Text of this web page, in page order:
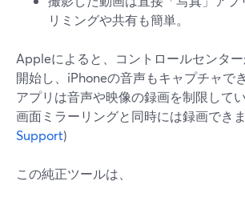
リミングや共有も簡単。
Appleによると、コントロールセンタ
開始し、iPhoneの音声もキャプチャで
アプリは音声や映像の録画を制限して
画面ミラーリングと同時には録画でき
Support)
この純正ツールは、